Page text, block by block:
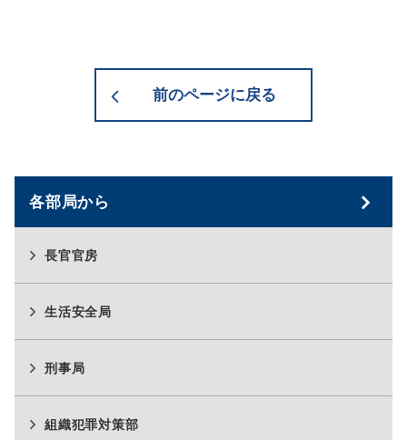
前のページに戻る
各部局から
長官官房
生活安全局
刑事局
組織犯罪対策部